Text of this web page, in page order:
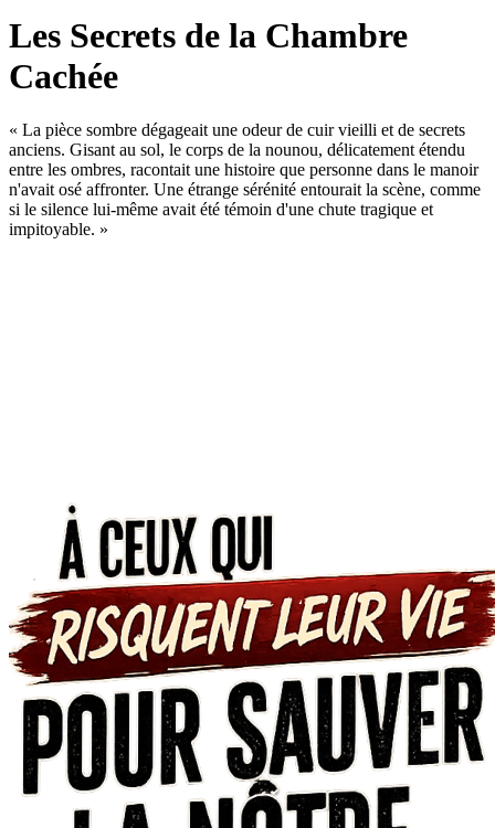
Les Secrets de la Chambre
Cachée
« La pièce sombre dégageait une odeur de cuir vieilli et de secrets
anciens. Gisant au sol, le corps de la nounou, délicatement étendu
entre les ombres, racontait une histoire que personne dans le manoir
n'avait osé affronter. Une étrange sérénité entourait la scène, comme
si le silence lui-même avait été témoin d'une chute tragique et
impitoyable. »